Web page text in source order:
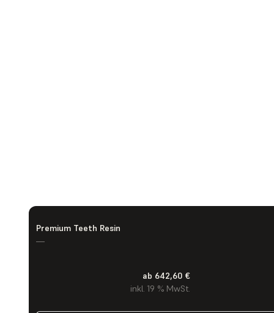
Premium Teeth Resin
—
ab 642,60 €
inkl. 19 % MwSt.